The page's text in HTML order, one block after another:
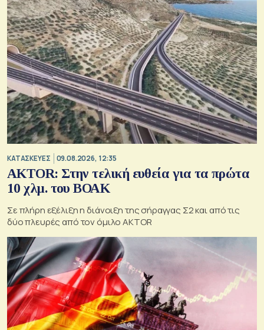
ΚΑΤΑΣΚΕΥΕΣ 09.08.2026, 12:35
AKTOR: Στην τελική ευθεία για τα πρώτα
10 χλμ. του ΒΟΑΚ
Σε πλήρη εξέλιξη η διάνοιξη της σήραγγας Σ2 και από τις
δύο πλευρές από τον όμιλο AKTOR